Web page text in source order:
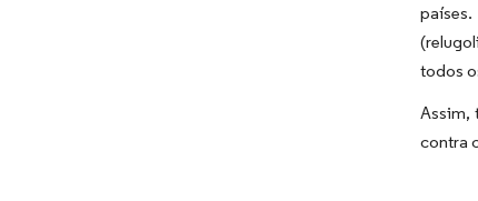
todos
Assim,
contra